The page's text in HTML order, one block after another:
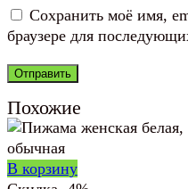
Сохранить моё имя,
браузере для
Похожие
В корзину